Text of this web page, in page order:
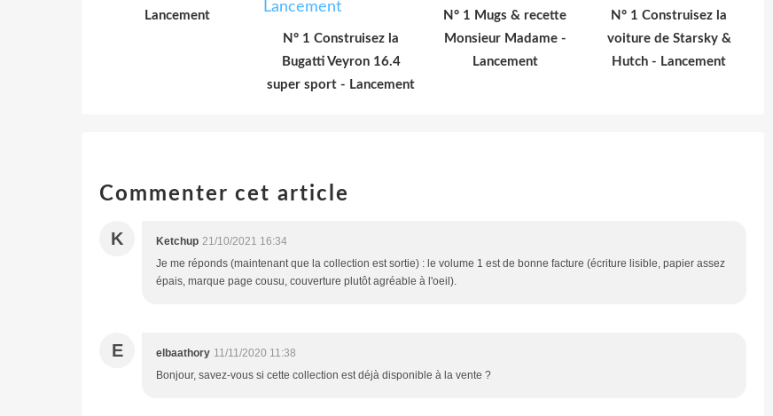
Lancement
N° 1 Construisez la
Bugatti Veyron 16.4
super sport - Lancement
N° 1 Mugs & recette
Monsieur Madame -
Lancement
N° 1 Construisez la
voiture de Starsky &
Hutch - Lancement
Commenter cet article
K Ketchup 21/10/2021 16:34
Je me réponds (maintenant que la collection est sortie) : le volume 1 est de bonne facture (écriture lisible, papier assez
épais, marque page cousu, couverture plutôt agréable à l'oeil).
E elbaathory 11/11/2020 11:38
Bonjour, savez-vous si cette collection est déjà disponible à la vente ?